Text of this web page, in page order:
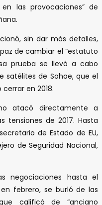
las provocaciones” de
sin dar más detalles,
de cambiar el “estatuto
prueba se llevó a cabo
satélites de Sohae, que el
en 2018.
atacó directamente a
tensiones de 2017. Hasta
de Estado de EU,
de Seguridad Nacional,
negociaciones hasta el
febrero, se burló de las
calificó de “anciano